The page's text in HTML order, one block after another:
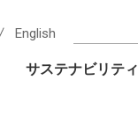
English
サステナビリティ